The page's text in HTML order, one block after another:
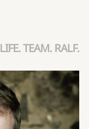
LIFE. TEAM. RALF.